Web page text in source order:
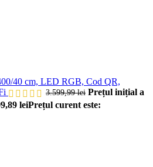
40 cm, LED RGB, Cod QR,
3.599,99lei Prețul inițial a
leiPrețul curent este: